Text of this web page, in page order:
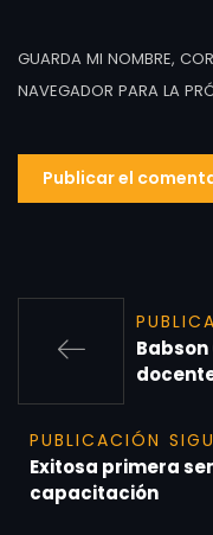
GUARDA MI NOMBRE,
NAVEGADOR PARA LA
PUBLICACIÓN
Exitosa primera
capacitación